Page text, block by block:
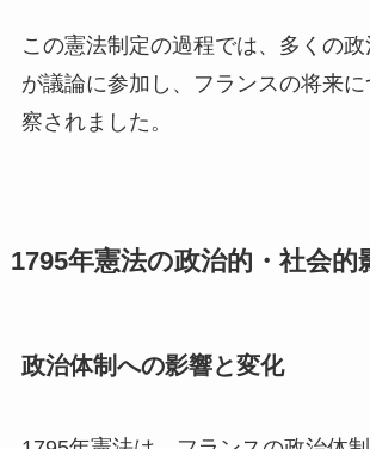
この憲法制定の過程では、多くの政
が議論に参加し、フランスの将来
察されました。
1795年憲法の政治的・社会的
政治体制への影響と変化